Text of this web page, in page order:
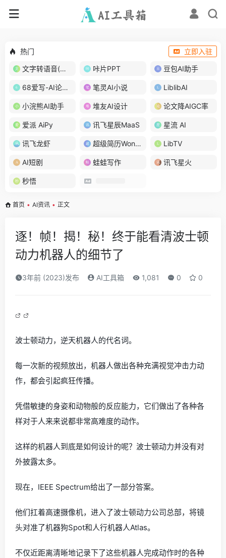
热门
立即入驻
文字转语音(琅琅配音)
咔片PPT 豆包AI助手
68爱写-AI论文写作 笔灵AI小说 LiblibAI
小浣熊AI助手 堆友AI设计 论文降AIGC率
爱派 AiPy 讯飞星辰MaaS 星流 AI
讯飞龙虾 超级简历WonderCV LibTV
AI短剧 蛙蛙写作 讯飞星火
秒悟
首页 • AI资讯 • 正文
逐！帧！揭！秘！终于能看清波士顿
动力机器人的细节了
3年前 (2023)发布 AI工具箱 1,081 0 0
波士顿动力，逆天机器人的代名词。
每一次新的视频放出，机器人做出各种充满视觉冲击力动
作，都会引起疯狂传播。
凭借敏捷的身姿和动物般的反应能力，它们做出了各种各
样对于人来来说都非常高难度的动作。
这样的机器人到底是如何设计的呢？波士顿动力并没有对
外披露太多。
现在，IEEE Spectrum给出了一部分答案。
他们扛着高速摄像机，进入了波士顿动力公司总部，将镜
头对准了机器狗Spot和人行机器人Atlas。
不仅近距离清晰地记录下了这些机器人完成动作时的各种